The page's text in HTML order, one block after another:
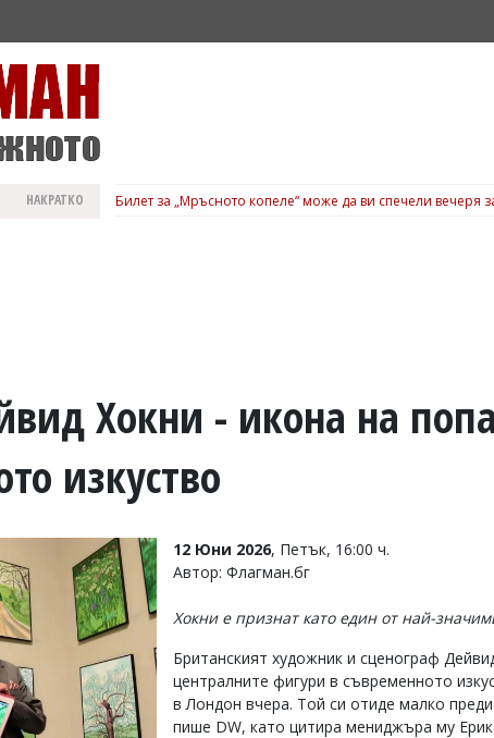
НАКРАТКО Билет за „Мръсното копеле“ може да ви спечели вечеря
Хокни - икона на
изкуство
12 Юни 2026, Петък, 16:00 ч.
Автор: Флагман.бг
Хокни е признат като един от най-
Британският художник и сценограф
централните фигури в съвременното
в Лондон вчера. Той си отиде малко
пише DW, като цитира мениджъра му